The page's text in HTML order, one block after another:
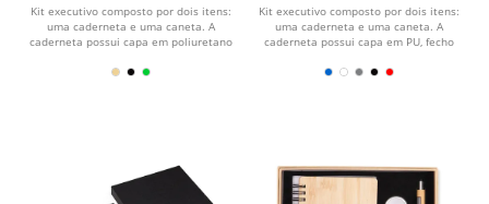
Kit executivo composto por dois itens:
uma caderneta e uma caneta. A
caderneta possui capa em poliuretano
Kit executivo composto por dois itens:
uma caderneta e uma caneta. A
caderneta possui capa em PU, fecho